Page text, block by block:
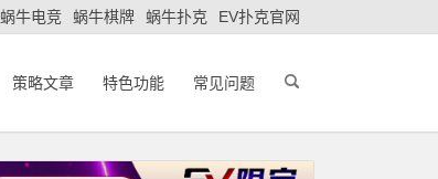
蜗牛电竞 蜗牛棋牌 蜗牛扑克 EV扑克官网
策略文章 特色功能 常见问题